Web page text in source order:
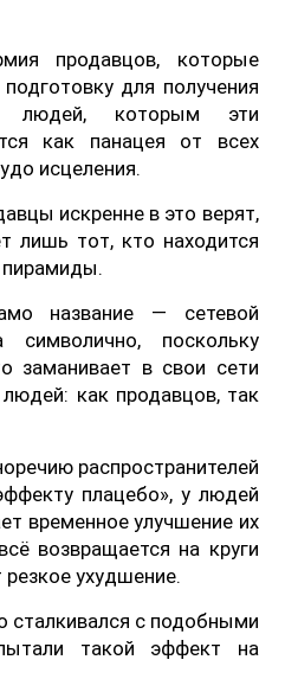
продавцов, которые
для получения
людей, которым эти
как панацея от всех
исцеления.
искренне в это верят,
лишь тот, кто находится
название — сетевой
поскольку
заманивает в свои сети
как продавцов, так
распространителей
плацебо», у людей
временное улучшение их
возвращается на круги
резкое ухудшение.
сталкивался с подобными
такой эффект на